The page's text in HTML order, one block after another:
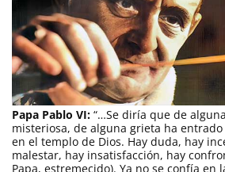
Papa Pablo VI: “…Se diría que de
misteriosa, de alguna grieta ha
en el templo de Dios. Hay duda, hay
malestar, hay insatisfacción, hay
Papa, estremecido). Ya no se confía en